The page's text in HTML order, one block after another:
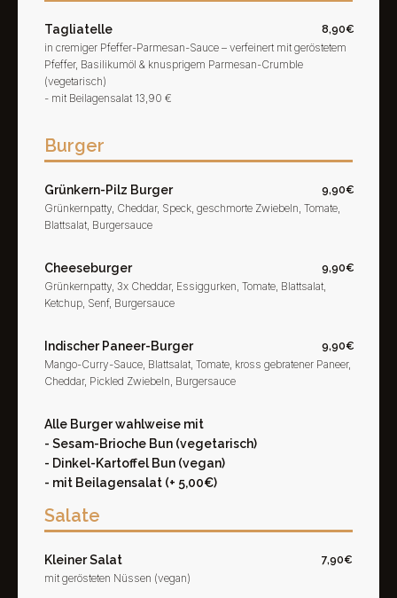
Tagliatelle 8,90€
in cremiger Pfeffer-Parmesan-Sauce – verfeinert mit geröstetem
Pfeffer, Basilikumöl & knusprigem Parmesan-Crumble
(vegetarisch)
- mit Beilagensalat 13,90 €
Burger
Grünkern-Pilz Burger 9,90€
Grünkernpatty, Cheddar, Speck, geschmorte Zwiebeln, Tomate,
Blattsalat, Burgersauce
Cheeseburger 9,90€
Grünkernpatty, 3x Cheddar, Essiggurken, Tomate, Blattsalat,
Ketchup, Senf, Burgersauce
Indischer Paneer-Burger 9,90€
Mango-Curry-Sauce, Blattsalat, Tomate, kross gebratener Paneer,
Cheddar, Pickled Zwiebeln, Burgersauce
Alle Burger wahlweise mit
- Sesam-Brioche Bun (vegetarisch)
- Dinkel-Kartoffel Bun (vegan)
- mit Beilagensalat (+ 5,00€)
Salate
Kleiner Salat 7,90€
mit gerösteten Nüssen (vegan)